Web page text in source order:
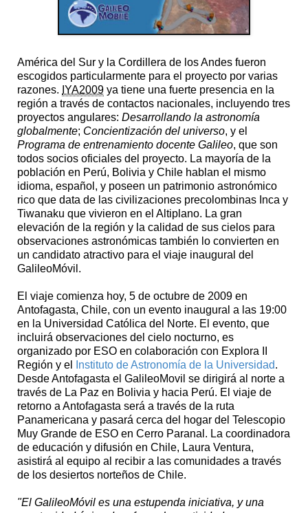
América del Sur y la Cordillera de los Andes fueron
escogidos particularmente para el proyecto por varias
razones. IYA2009 ya tiene una fuerte presencia en la
región a través de contactos nacionales, incluyendo tres
proyectos angulares: Desarrollando la astronomía
globalmente; Concientización del universo, y el
Programa de entrenamiento docente Galileo, que son
todos socios oficiales del proyecto. La mayoría de la
población en Perú, Bolivia y Chile hablan el mismo
idioma, español, y poseen un patrimonio astronómico
rico que data de las civilizaciones precolombinas Inca y
Tiwanaku que vivieron en el Altiplano. La gran
elevación de la región y la calidad de sus cielos para
observaciones astronómicas también lo convierten en
un candidato atractivo para el viaje inaugural del
GalileoMóvil.
El viaje comienza hoy, 5 de octubre de 2009 en
Antofagasta, Chile, con un evento inaugural a las 19:00
en la Universidad Católica del Norte. El evento, que
incluirá observaciones del cielo nocturno, es
organizado por ESO en colaboración con Explora II
Región y el
Instituto de Astronomía de la Universidad.
Desde Antofagasta el GalileoMovil se dirigirá al norte a
través de La Paz en Bolivia y hacia Perú. El viaje de
retorno a Antofagasta será a través de la ruta
Panamericana y pasará cerca del hogar del Telescopio
Muy Grande de ESO en Cerro Paranal. La coordinadora
de educación y difusión en Chile, Laura Ventura,
asistirá al equipo al recibir a las comunidades a través
de los desiertos norteños de Chile.
"El GalileoMóvil es una estupenda iniciativa, y una